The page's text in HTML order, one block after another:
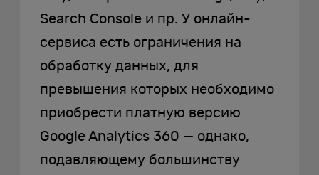
Search Console и пр. У онлайн-
сервиса есть ограничения на
обработку данных, для
превышения которых необходимо
приобрести платную версию
Google Analytics 360 — однако,
подавляющему большинству